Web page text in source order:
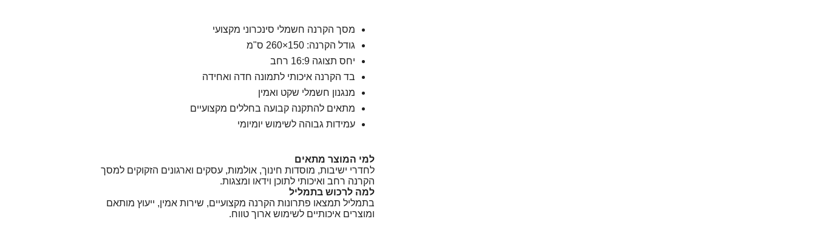
מסך הקרנה חשמלי סינכרוני מקצועי
גודל הקרנה: 150×260 ס"מ
יחס תצוגה 16:9 רחב
בד הקרנה איכותי לתמונה חדה ואחידה
מנגנון חשמלי שקט ואמין
מתאים להתקנה קבועה בחללים מקצועיים
עמידות גבוהה לשימוש יומיומי
למי המוצר מתאים
לחדרי ישיבות, מוסדות חינוך, אולמות, עסקים וארגונים הזקוקים למסך
הקרנה רחב ואיכותי לתוכן וידאו ומצגות.
למה לרכוש בתמליל
בתמליל תמצאו פתרונות הקרנה מקצועיים, שירות אמין, ייעוץ מותאם
ומוצרים איכותיים לשימוש ארוך טווח.